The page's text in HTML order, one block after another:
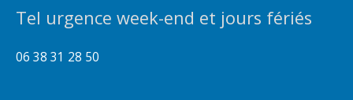
Tel urgence week-end et jours fériés
06 38 31 28 50